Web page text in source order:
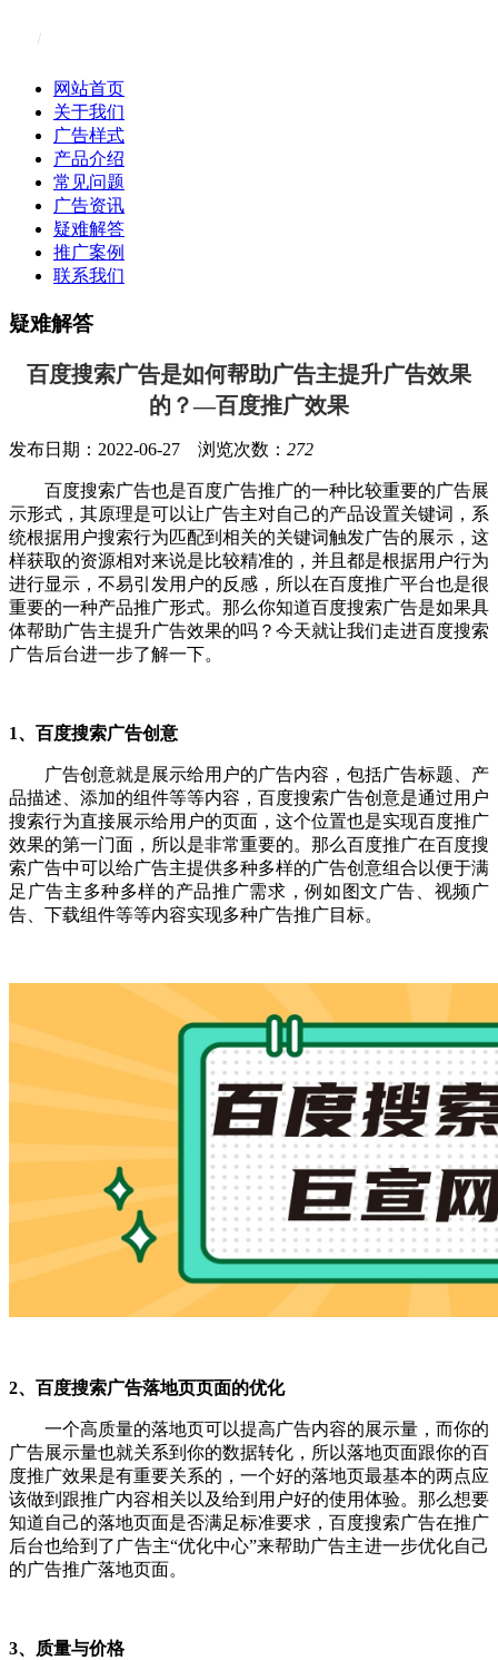
网站首页
关于我们
广告样式
产品介绍
常见问题
广告资讯
疑难解答
推广案例
联系我们
疑难解答
百度搜索广告是如何帮助广告主提升广告效果
的？—百度推广效果
发布日期：2022-06-27 浏览次数： 272
百度搜索广告也是百度广告推广的一种比较重要的广告展
示形式，其原理是可以让广告主对自己的产品设置关键词，系
统根据用户搜索行为匹配到相关的关键词触发广告的展示，这
样获取的资源相对来说是比较精准的，并且都是根据用户行为
进行显示，不易引发用户的反感，所以在百度推广平台也是很
重要的一种产品推广形式。那么你知道百度搜索广告是如果具
体帮助广告主提升广告效果的吗？今天就让我们走进百度搜索
广告后台进一步了解一下。
1、百度搜索广告创意
广告创意就是展示给用户的广告内容，包括广告标题、产
品描述、添加的组件等等内容，百度搜索广告创意是通过用户
搜索行为直接展示给用户的页面，这个位置也是实现百度推广
效果的第一门面，所以是非常重要的。那么百度推广在百度搜
索广告中可以给广告主提供多种多样的广告创意组合以便于满
足广告主多种多样的产品推广需求，例如图文广告、视频广
告、下载组件等等内容实现多种广告推广目标。
2、百度搜索广告落地页页面的优化
一个高质量的落地页可以提高广告内容的展示量，而你的
广告展示量也就关系到你的数据转化，所以落地页面跟你的百
度推广效果是有重要关系的，一个好的落地页最基本的两点应
该做到跟推广内容相关以及给到用户好的使用体验。那么想要
知道自己的落地页面是否满足标准要求，百度搜索广告在推广
后台也给到了广告主“优化中心”来帮助广告主进一步优化自己
的广告推广落地页面。
3、质量与价格